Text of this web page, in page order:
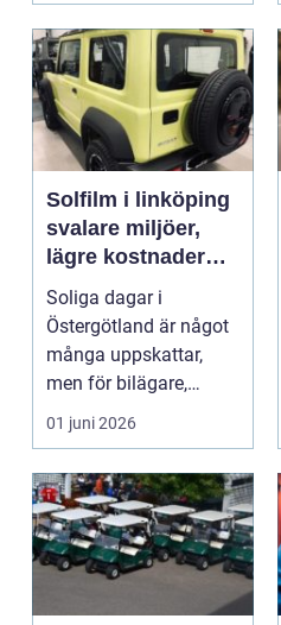
Solfilm i linköping
svalare miljöer,
lägre kostnader
och bättre komfort
Soliga dagar i
Östergötland är något
många uppskattar,
men för bilägare,
båtägare och
fastighetsförv...
01 juni 2026